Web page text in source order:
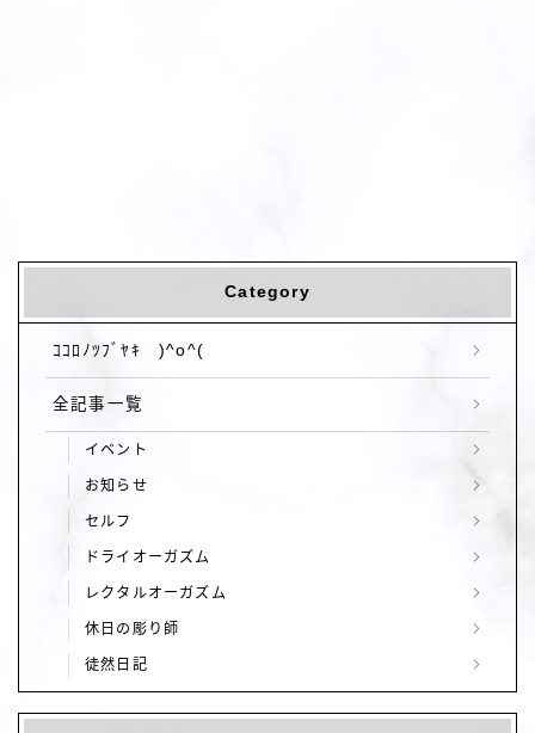
Category
ｺｺﾛﾉﾂﾌﾞﾔｷ )^o^(
全記事一覧
イベント
お知らせ
セルフ
ドライオーガズム
レクタルオーガズム
休日の彫り師
徒然日記